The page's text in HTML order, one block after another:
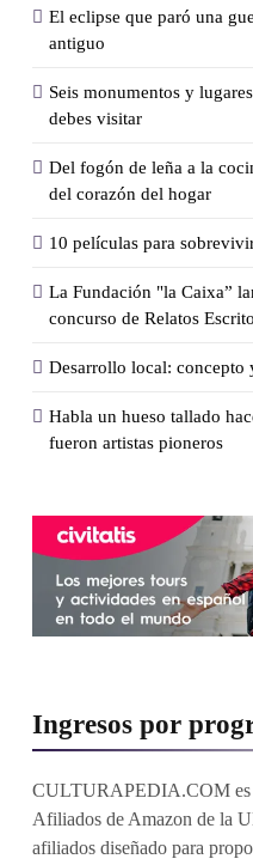
El eclipse que paró una
antiguo
Seis monumentos y
debes visitar
Del fogón de leña a la
del corazón del hogar
10 películas para
La Fundación "la Caixa”
concurso de Relatos
Desarrollo local: concepto
Ha­bla un hue­so ta­lla­do
fue­ron ar­tis­tas pio­ne­ros
Ingresos por
CULTURAPEDIA.COM es
Afiliados de Amazon de la
afiliados diseñado para